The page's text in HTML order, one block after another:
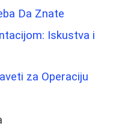
Da Znate
Iskustva i
za Operaciju